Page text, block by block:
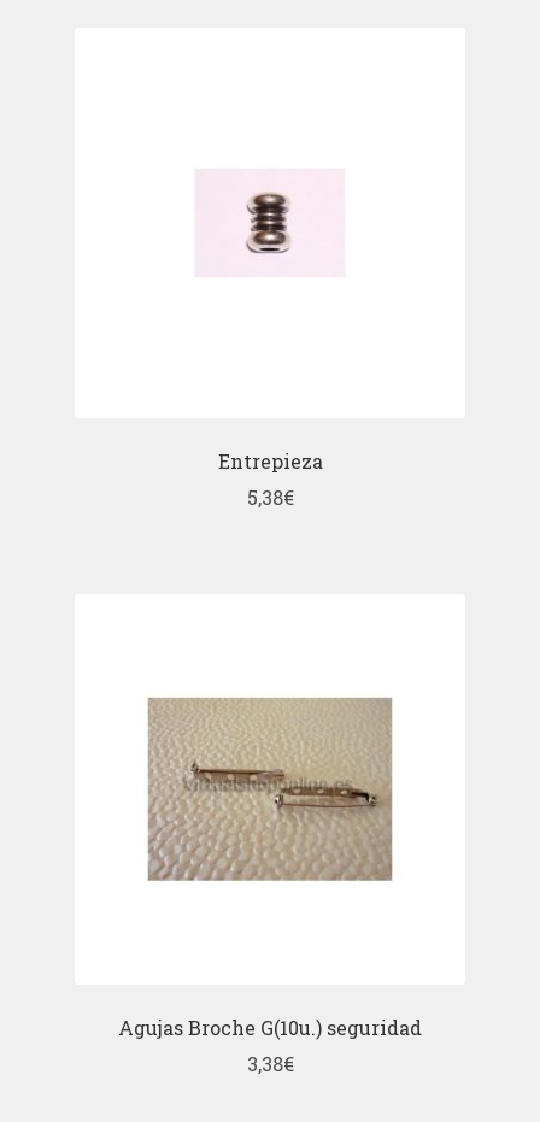
Entrepieza
5,38€
Agujas Broche G(10u.) seguridad
3,38€